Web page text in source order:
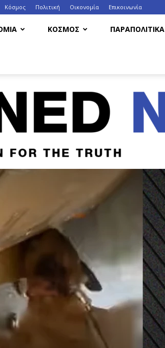
Κόσμος Πολιτική Οικονομία Eπικοινωνία
ΚΟΣΜΟΣ ΠΑΡΑΠΟΛΙΤΙΚΑ